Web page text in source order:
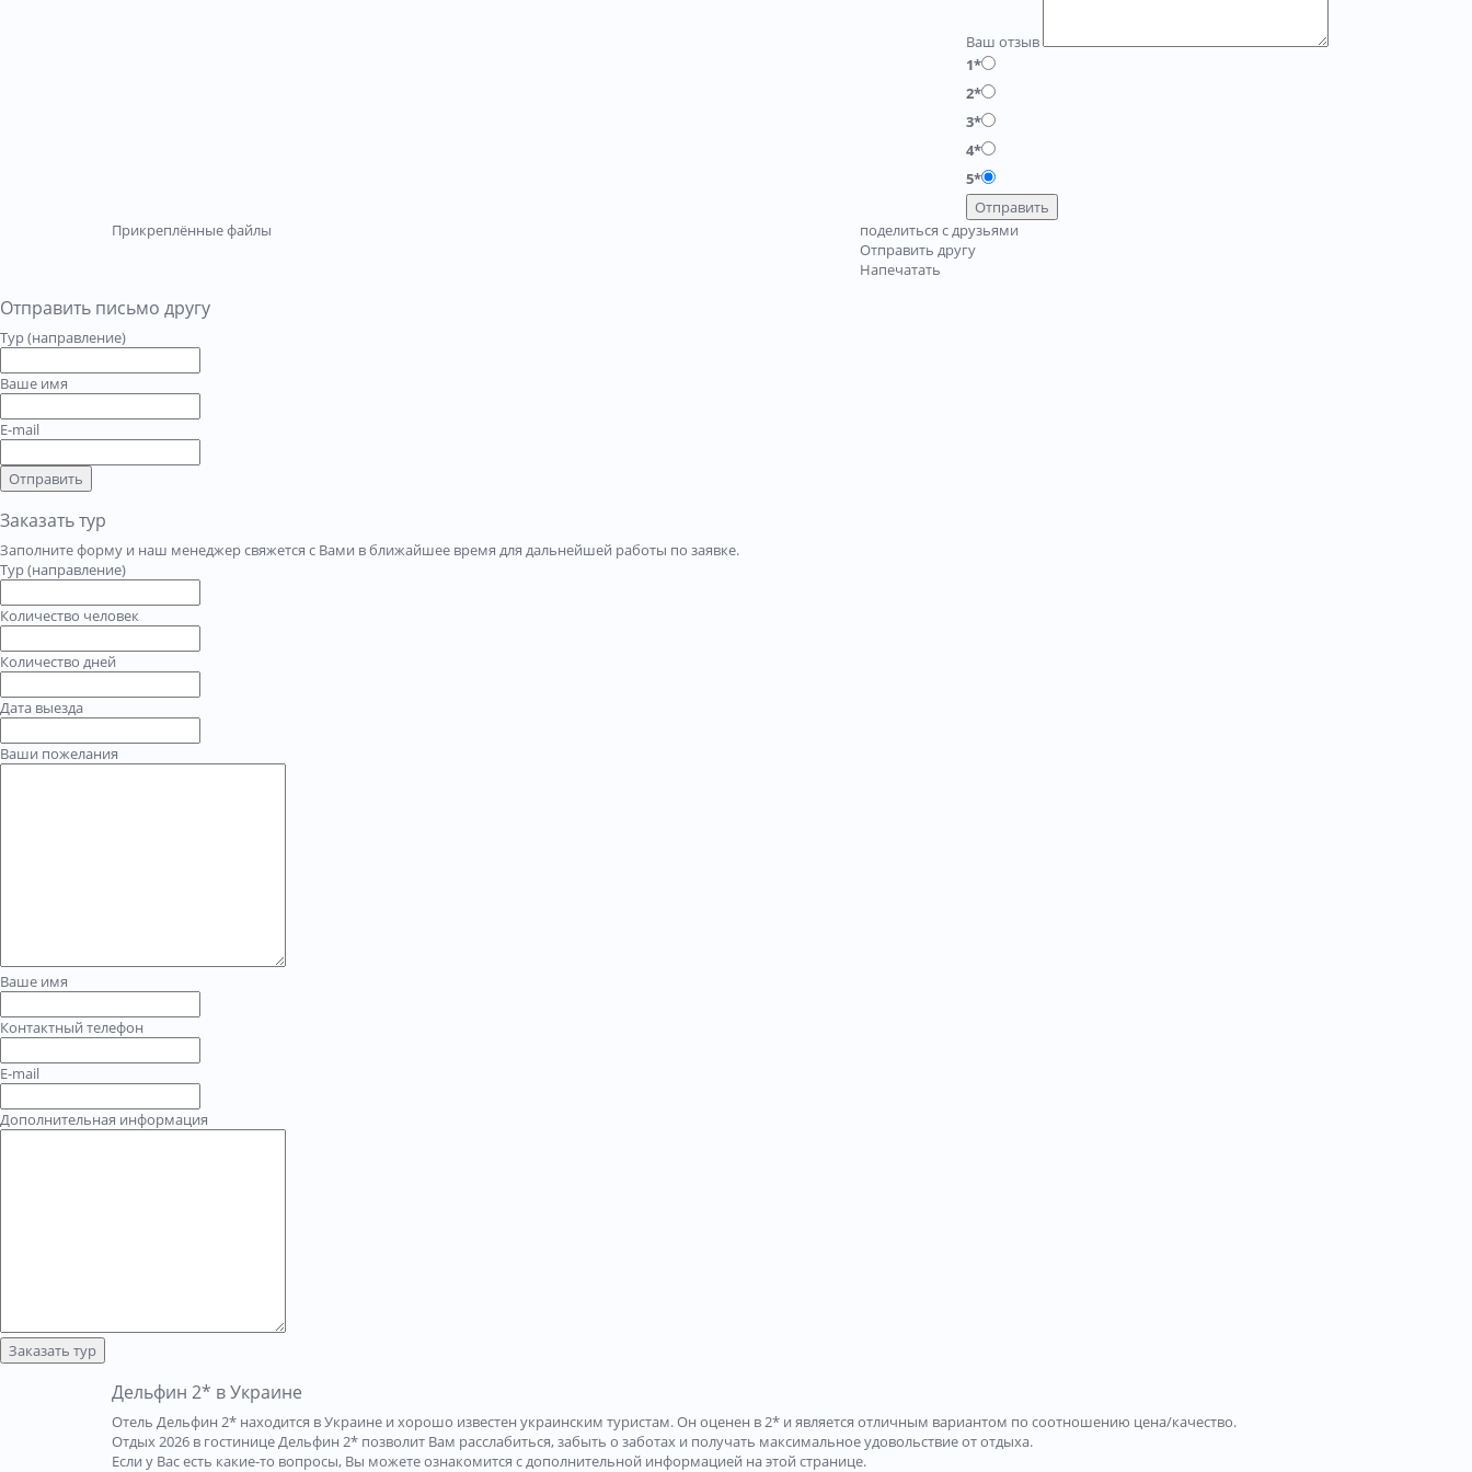
Ваш отзыв
1*
2*
3*
4*
5*
Отправить
Прикреплённые файлы
поделиться с друзьями
Отправить другу
Напечатать
Отправить письмо другу
Тур (направление)
Ваше имя
E-mail
Отправить
Заказать тур
Заполните форму и наш менеджер свяжется с Вами в ближайшее время для дальнейшей работы по заявке.
Тур (направление)
Количество человек
Количество дней
Дата выезда
Ваши пожелания
Ваше имя
Контактный телефон
E-mail
Дополнительная информация
Заказать тур
Дельфин 2* в Украине
Отель Дельфин 2* находится в Украине и хорошо известен украинским туристам. Он оценен в 2* и является отличным вариантом по соотношению цена/качество.
Отдых 2026 в гостинице Дельфин 2* позволит Вам расслабиться, забыть о заботах и получать максимальное удовольствие от отдыха.
Если у Вас есть какие-то вопросы, Вы можете ознакомится с дополнительной информацией на этой странице.